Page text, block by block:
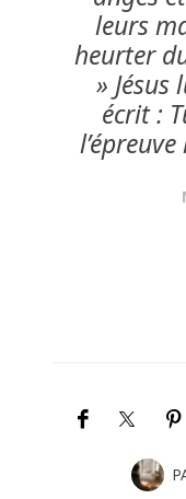
leurs
heurter
»
écrit :